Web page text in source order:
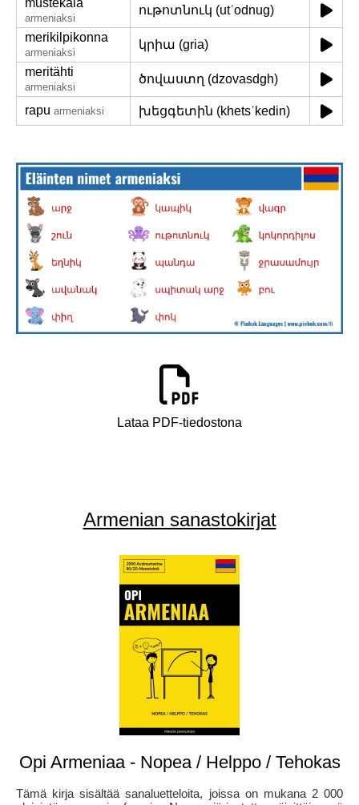
mustekala
armeniaksi
ութոտնուկ (utʿodnug)
merikilpikonna
armeniaksi
կրիա (gria)
meritähti
armeniaksi
ծովաստղ (dzovasdgh)
rapu armeniaksi խեցգետին (khetsʿkedin)
Lataa PDF-tiedostona
Armenian sanastokirjat
Opi Armeniaa - Nopea / Helppo / Tehokas
Tämä kirja sisältää sanaluetteloita, joissa on mukana 2 000